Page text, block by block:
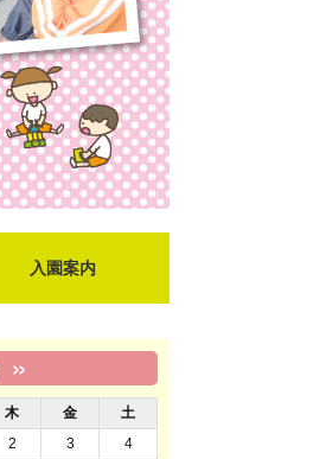
入園案内
»
木 金
土
2 3
4